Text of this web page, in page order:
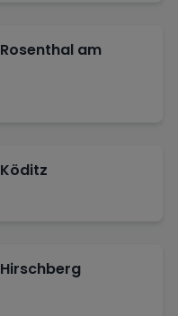
Rosenthal am
Köditz
Hirschberg